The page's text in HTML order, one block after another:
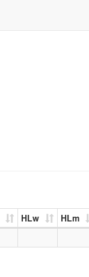
HLw HLm